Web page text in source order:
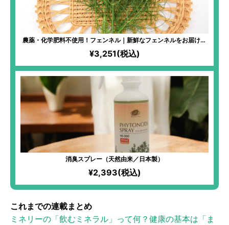
農薬・化学肥料不使用！フェンネル｜新鮮なフェンネルをお届け！
お肉や魚の臭み消し・香り付けにぴったり！フルーツを使ったサラ
ダに加えれば本格的な味わいに！
¥3,251(税込)
消臭スプレー（天然由来／日本製）
¥2,393(税込)
これまでの連載まとめ
ミネリーの「飲むミネラル」って何？健康の基本は「ま